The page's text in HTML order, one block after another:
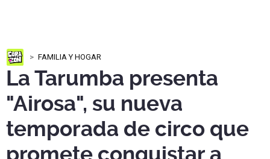
FAMILIA Y HOGAR
La Tarumba presenta
"Airosa", su nueva
temporada de circo que